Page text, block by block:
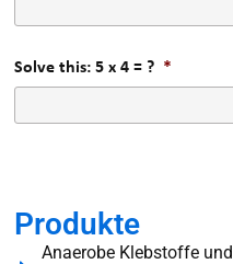
Solve this: 5 x 4 = ? *
Produkte
Anaerobe Klebstoffe und